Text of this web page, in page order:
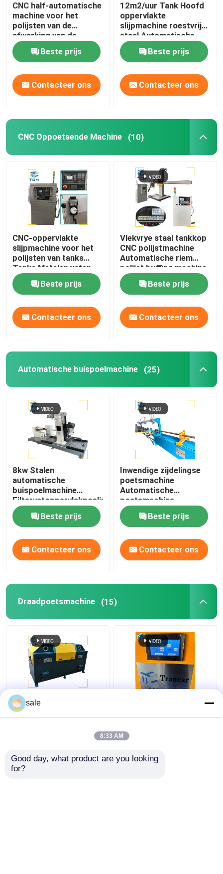
CNC half-automatische
machine voor het
polijsten van de
afwerking van de
afwerking van de
afwerkingBeste prijs
Contacteer ons
12m2/uur Tank Hoofd
oppervlakte
slijpmachine roestvrij
staal Automatische
Polisher
Beste prijs
Contacteer ons
CNC Oppoetsende Machine (10)
CNC-oppervlakte
slijpmachine voor het
polijsten van tanks
Tanks Metalen vaten
Spiegelspoelen
Beste prijs
Contacteer ons
Vlekvrye staal tankkop
CNC polijstmachine
Automatische riem
polijst buffing machine
Beste prijs
Contacteer ons
Automatische buispoelmachine (25)
8kw Stalen
automatische
buispoelmachine
Filtervatoppervlakpoeling
Beste prijs
Contacteer ons
Inwendige zijdelingse
poetsmachine
Automatische
poetsmachine
Poetsmachine voor een
enkele buis van staal
Beste prijs
Contacteer ons
Draadpoetsmachine (15)
Stalen metalen draad
2m/S Poliermachine
Draadoppervlak slijpen
Lining
sale
8:33 AM
Good day, what product are you looking
for?